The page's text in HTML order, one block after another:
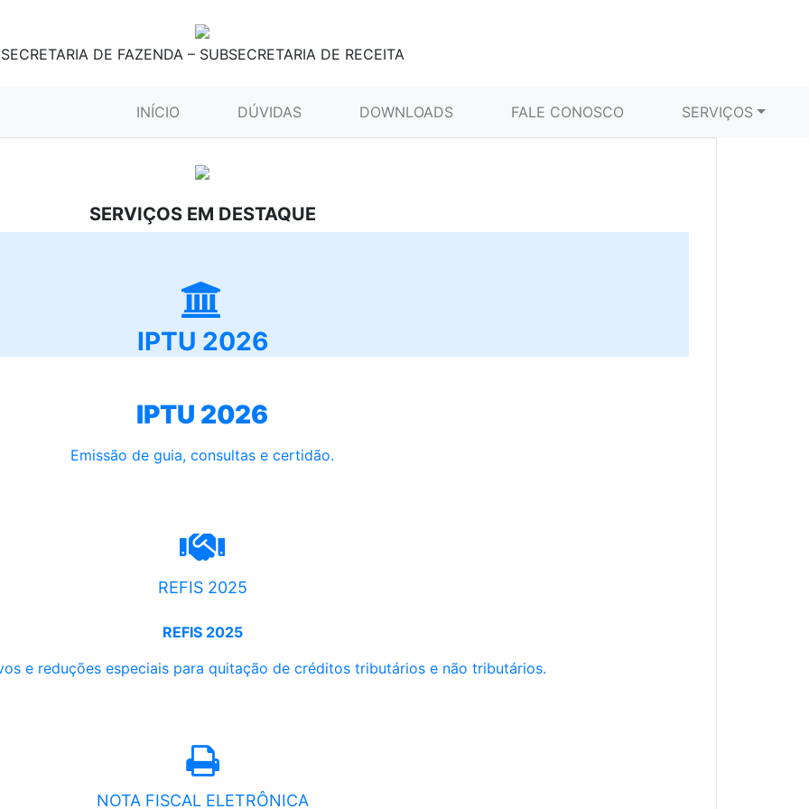
SECRETARIA DE FAZENDA – SUBSECRETARIA DE RECEITA
INÍCIO (CURRENT)DÚVIDAS DOWNLOADS FALE CONOSCO SERVIÇOS
SERVIÇOS EM DESTAQUE
IPTU 2026
IPTU 2026
Emissão de guia, consultas e certidão.
REFIS 2025
REFIS 2025
e reduções especiais para quitação de créditos tributários e não tributários.
NOTA FISCAL ELETRÔNICA